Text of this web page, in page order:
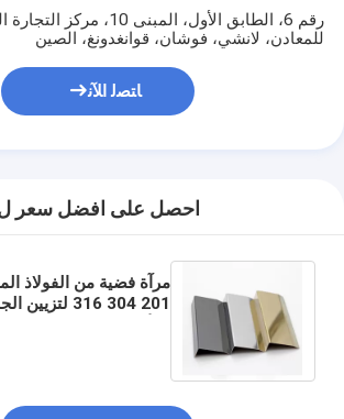
رقم 6، الطابق الأول، المبنى 10، مركز
للمعادن، لانشي، فوشان، قوانغدونغ، الصين
ﺎﺘﺼﻟ ﺍﻶﻧ
احصل على افضل سعر
مرآة فضية من الفولاذ
201 304 316